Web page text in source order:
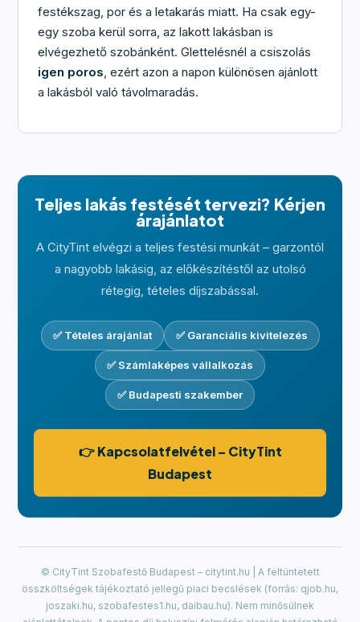
festékszag, por és a letakarás miatt. Ha csak egy-
egy szoba kerül sorra, az lakott lakásban is
elvégezhető szobánként. Glettelésnél a csiszolás
igen poros, ezért azon a napon különösen ajánlott
a lakásból való távolmaradás.
Teljes lakás festését tervezi? Kérjen
árajánlatot
A CityTint elvégzi a teljes festési munkát – garzontól
a nagyobb lakásig, az előkészítéstől az utolsó
rétegig, tételes díjszabással.
✅ Tételes árajánlat ✅ Garanciális kivitelezés
✅ Számlaképes vállalkozás
✅ Budapesti szakember
👉 Kapcsolatfelvétel – CityTint
Budapest
© CityTint Szobafestő Budapest – citytint.hu | A feltüntetett
összköltségek tájékoztató jellegű piaci becslések (forrás: qjob.hu,
joszaki.hu, szobafestes1.hu, daibau.hu). Nem minősülnek